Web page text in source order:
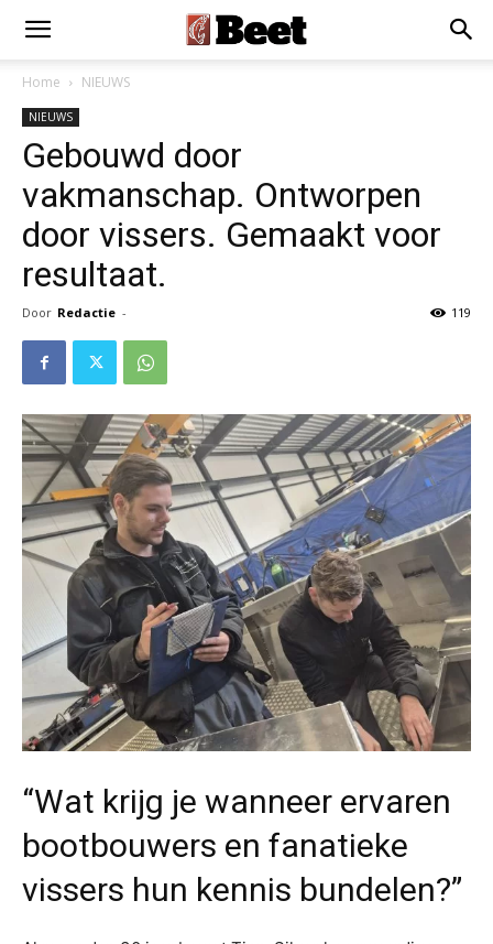
Home NIEUWS
NIEUWS
Gebouwd door
vakmanschap. Ontworpen
door vissers. Gemaakt voor
resultaat.
Door Redactie - 119
“Wat krijg je wanneer ervaren
bootbouwers en fanatieke
vissers hun kennis bundelen?”